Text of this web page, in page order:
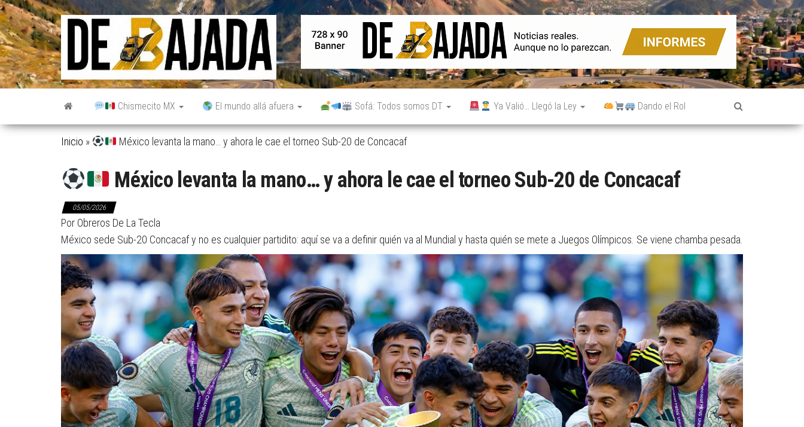
Saltar
al
contenido
De
Bajada
Noticias
reales.
Aunque
no lo
parezcan.
Chismecito MX El mundo allá afuera Sofá: Todos somos DT Ya Valió… Llegó la Ley Dando el Rol
Inicio » México levanta la mano… y ahora le cae el torneo Sub-20 de Concacaf
México levanta la mano… y ahora le cae el torneo Sub-20 de Concacaf
05/05/2026
Por Obreros De La Tecla
México sede Sub-20 Concacaf y no es cualquier partidito: aquí se va a definir quién va al Mundial y hasta quién se mete a Juegos Olímpicos. Se viene chamba pesada.